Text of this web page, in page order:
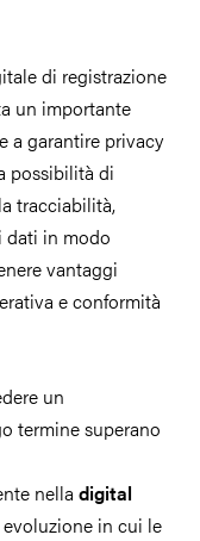
di registrazione
un importante
a garantire privacy
possibilità di
tracciabilità,
dati in modo
vantaggi
e conformità
un
termine superano
nella digital
in cui le